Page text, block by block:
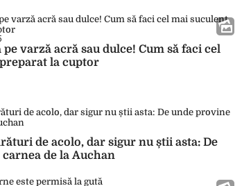
pe varză acră sau dulce! Cum să faci cel
la cuptor
de acolo, dar sigur nu știi asta: De
de la Auchan